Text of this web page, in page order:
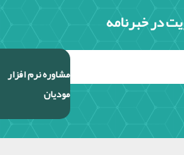
مشاوره نرم افزار
مودیان
در خبرنامه